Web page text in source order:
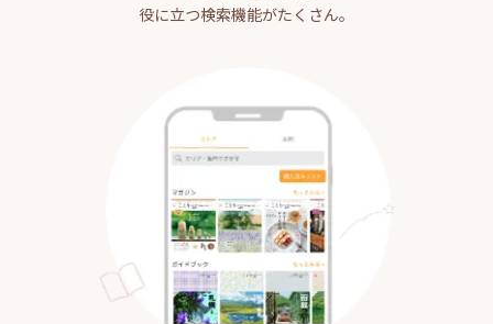
役に立つ検索機能がたくさん。